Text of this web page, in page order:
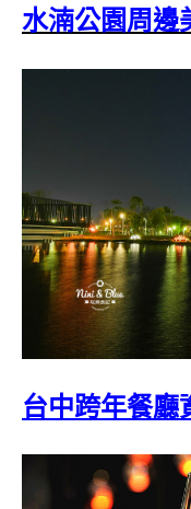
水湳公園周邊
台中跨年餐廳